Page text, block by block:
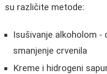
su različite metode:
Isušivanje alkoholom -
smanjenje crvenila
Kreme i hidrogeni